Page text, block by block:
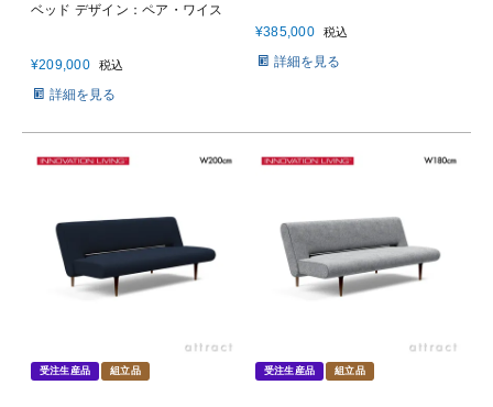
ベッド デザイン：ペア・ワイス
¥209,000 税込
詳細を見る
¥385,000 税込
詳細を見る
受注生産品 組立品 受注生産品 組立品